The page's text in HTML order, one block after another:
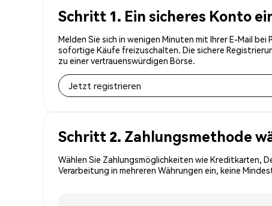
Schritt 1. Ein sicheres Konto
Melden Sie sich in wenigen Minuten mit Ihrer E-Mail
sofortige Käufe freizuschalten. Die sichere
zu einer vertrauenswürdigen Börse.
Jetzt registrieren
Schritt 2. Zahlungsmethode
Wählen Sie Zahlungsmöglichkeiten wie Kreditkarten,
Verarbeitung in mehreren Währungen ein, keine